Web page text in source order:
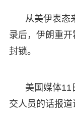
从美伊表态
录后，伊朗重
封锁。
美国媒体11
交人员的话报